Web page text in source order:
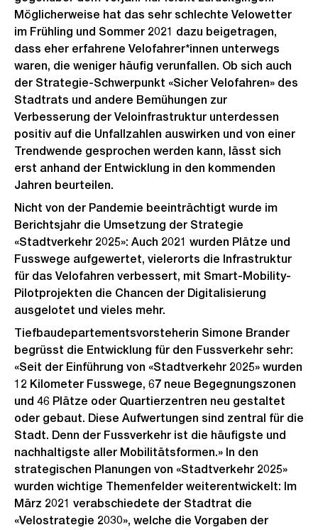
Möglicherweise hat das sehr schlechte Velowetter
im Frühling und Sommer 2021 dazu beigetragen,
dass eher erfahrene Velofahrer*innen unterwegs
waren, die weniger häufig verunfallen. Ob sich auch
der Strategie-Schwerpunkt «Sicher Velofahren» des
Stadtrats und andere Bemühungen zur
Verbesserung der Veloinfrastruktur unterdessen
positiv auf die Unfallzahlen auswirken und von einer
Trendwende gesprochen werden kann, lässt sich
erst anhand der Entwicklung in den kommenden
Jahren beurteilen.
Nicht von der Pandemie beeinträchtigt wurde im
Berichtsjahr die Umsetzung der Strategie
«Stadtverkehr 2025»: Auch 2021 wurden Plätze und
Fusswege aufgewertet, vielerorts die Infrastruktur
für das Velofahren verbessert, mit Smart-Mobility-
Pilotprojekten die Chancen der Digitalisierung
ausgelotet und vieles mehr.
Tiefbaudepartementsvorsteherin Simone Brander
begrüsst die Entwicklung für den Fussverkehr sehr:
«Seit der Einführung von «Stadtverkehr 2025» wurden
12 Kilometer Fusswege, 67 neue Begegnungszonen
und 46 Plätze oder Quartierzentren neu gestaltet
oder gebaut. Diese Aufwertungen sind zentral für die
Stadt. Denn der Fussverkehr ist die häufigste und
nachhaltigste aller Mobilitätsformen.» In den
strategischen Planungen von «Stadtverkehr 2025»
wurden wichtige Themenfelder weiterentwickelt: Im
März 2021 verabschiedete der Stadtrat die
«Velostrategie 2030», welche die Vorgaben der